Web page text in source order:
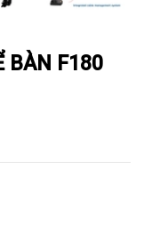
BÀN F180